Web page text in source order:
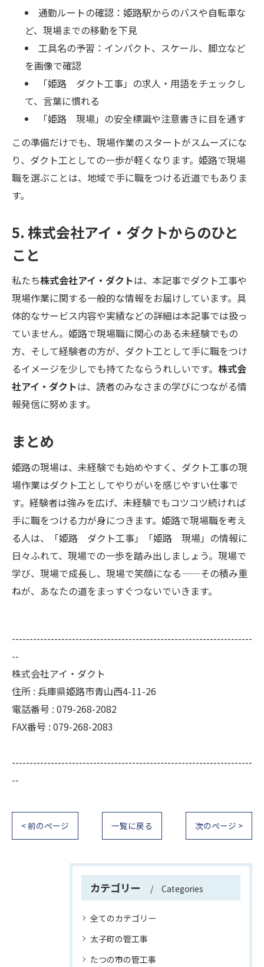
通勤ルートの確認：姫路駅からのバスや自転車な
ど、現場までの移動を下見
工具名の予習：インパクト、スケール、脚立など
を画像で確認
「姫路 ダクト工事」の求人・用語をチェックし
て、言葉に慣れる
「姫路 現場」の安全標識や注意書きに目を通す
この準備だけでも、現場作業のスタートがスムーズにな
り、ダクト工としての一歩が軽くなります。姫路で現場
職を選ぶことは、地域で手に職をつける近道でもありま
す。
5. 株式会社アイ・ダクトからのひと
こと
私たち株式会社アイ・ダクトは、本記事でダクト工事や
現場作業に関する一般的な情報をお届けしています。具
体的なサービス内容や実績などの詳細は本記事では扱っ
ていません。姫路で現場職に関心のある未経験でもの
方、そして経験者の方が、ダクト工として手に職をつけ
るイメージを少しでも持てたならうれしいです。 株式会
社アイ・ダクトは、読者のみなさまの学びにつながる情
報発信に努めます。
まとめ
姫路の現場は、未経験でも始めやすく、ダクト工事の現
場作業はダクト工としてやりがいを感じやすい仕事で
す。経験者は強みを広げ、未経験でもコツコツ続ければ
手に職をつける力が身につきます。姫路で現場職を考え
る人は、「姫路 ダクト工事」「姫路 現場」の情報に
日々ふれて、現場での一歩を踏み出しましょう。現場で
学び、現場で成長し、現場で笑顔になる——その積み重
ねが、あなたの道をまっすぐつないでいきます。
--------------------------------------------------------------------
--
株式会社アイ・ダクト
住所 : 兵庫県姫路市青山西4-11-26
電話番号 : 079-268-2082
FAX番号 : 079-268-2083
--------------------------------------------------------------------
--
< 前のページ 一覧に戻る 次のページ >
カテゴリー Categories
全てのカテゴリー
太子町の管工事
たつの市の管工事